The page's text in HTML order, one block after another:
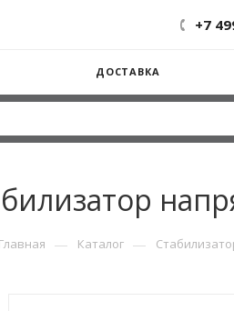
+7
ДОСТАВКА
Главная — Каталог —